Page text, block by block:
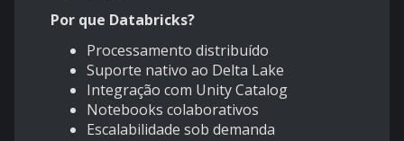
Por que Databricks?
Processamento distribuído
Suporte nativo ao Delta Lake
Integração com Unity Catalog
Notebooks colaborativos
Escalabilidade sob demanda